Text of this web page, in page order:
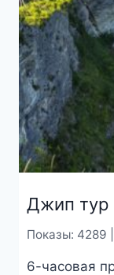
Джип тур
Показы: 4289
6-часовая